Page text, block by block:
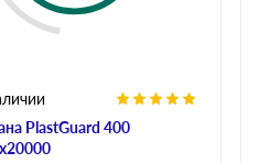
PlastGuard 400